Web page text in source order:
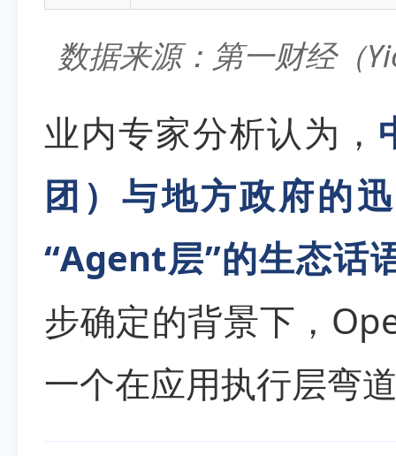
数据来源：第一财经（
业内专家分析认为，
团）与地方政府的
“Agent层”的生态话
步确定的背景下，
一个在应用执行层弯